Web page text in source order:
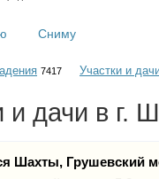
Сниму
7417 Участки и
дачи в г.
Шахты, Грушевский